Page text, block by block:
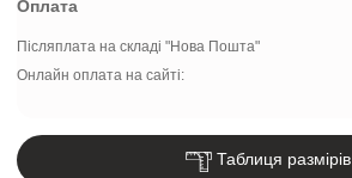
Оплата
Післяплата на складі "Нова Пошта"
Онлайн оплата на сайті:
Таблиця размірів